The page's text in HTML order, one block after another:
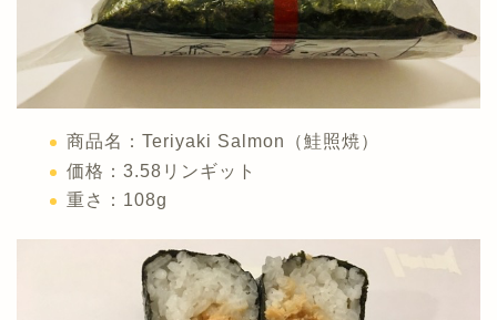
商品名：Teriyaki Salmon（鮭照焼）
価格：3.58リンギット
重さ：108g